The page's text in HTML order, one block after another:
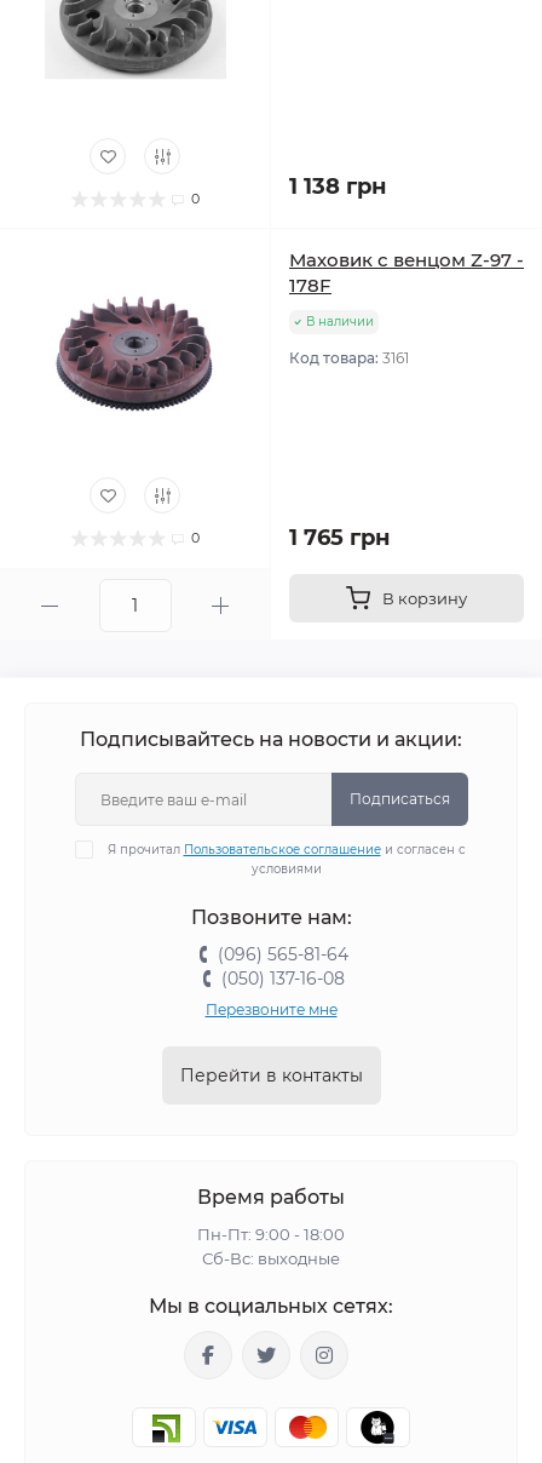
0 1 138 грн
0
Маховик с венцом Z-97 -
178F
В наличии
Код товара: 3161
1 765 грн
В корзину
Подписывайтесь на новости и акции:
Подписаться
Я прочитал Пользовательское соглашениеи согласен с
условиями
Позвоните нам:
(096) 565-81-64
(050) 137-16-08
Перезвоните мне
Перейти в контакты
Время работы
Пн-Пт: 9:00 - 18:00
Сб-Вс: выходные
Мы в социальных сетях: